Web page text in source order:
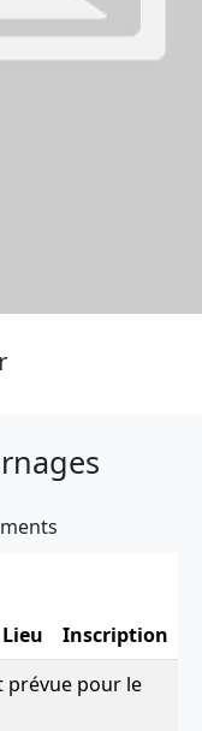
Lieu
Inscription
prévue pour le